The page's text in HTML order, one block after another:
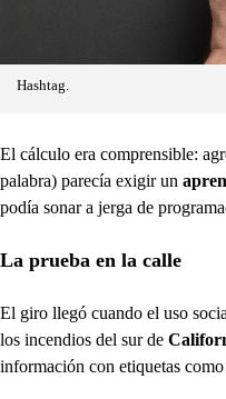
Hashtag.
El cálculo era comprensible:
palabra) parecía exigir un
podía sonar a jerga de
La prueba en la calle
El giro llegó cuando el uso
los incendios del sur de
información con etiquetas como